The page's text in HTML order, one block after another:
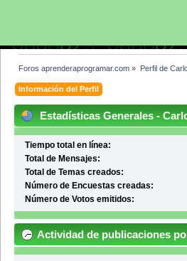
Foros aprenderaprogramar.com » Perfil de
Información del Perfil
Estadísticas Generales -
Tiempo total en línea:
Total de Mensajes:
Total de Temas creados:
Número de Encuestas creadas:
Número de Votos emitidos:
Actividad de publicaciones